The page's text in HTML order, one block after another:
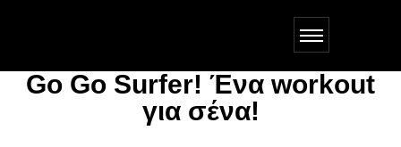
Go Go Surfer! Ένα workout
για σένα!